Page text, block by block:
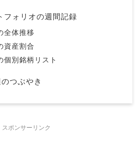
フォリオの週間記録
全体推移
資産割合
個別銘柄リスト
つぶやき
スポンサーリンク